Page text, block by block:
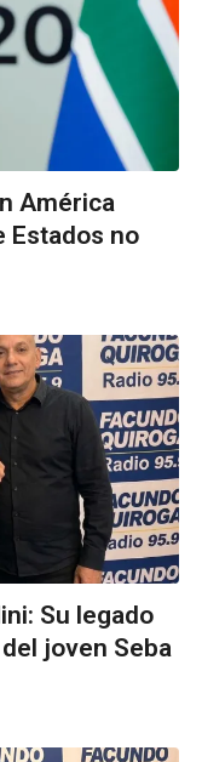
América
Estados no
Su legado
joven Seba